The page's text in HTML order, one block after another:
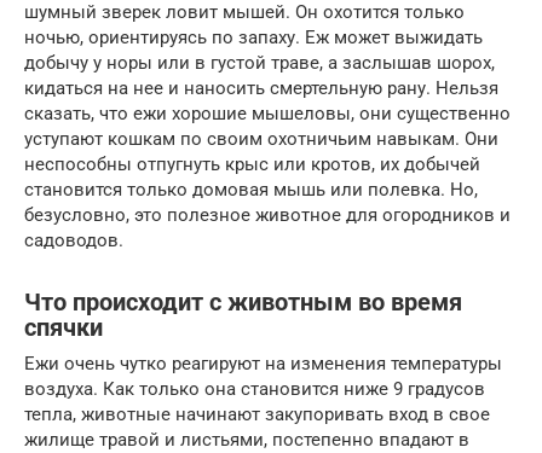
шумный зверек ловит мышей. Он охотится только
ночью, ориентируясь по запаху. Еж может выжидать
добычу у норы или в густой траве, а заслышав шорох,
кидаться на нее и наносить смертельную рану. Нельзя
сказать, что ежи хорошие мышеловы, они существенно
уступают кошкам по своим охотничьим навыкам. Они
неспособны отпугнуть крыс или кротов, их добычей
становится только домовая мышь или полевка. Но,
безусловно, это полезное животное для огородников и
садоводов.
Что происходит с животным во время
спячки
Ежи очень чутко реагируют на изменения температуры
воздуха. Как только она становится ниже 9 градусов
тепла, животные начинают закупоривать вход в свое
жилище травой и листьями, постепенно впадают в